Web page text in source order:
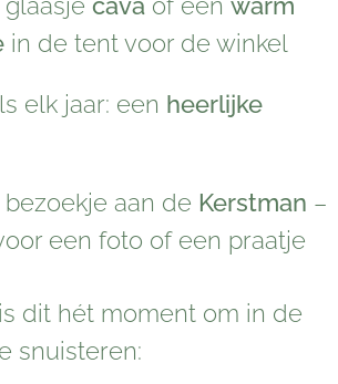
glaasje cava of een warm
in de tent voor de winkel
elk jaar: een heerlijke
bezoekje aan de Kerstman –
een foto of een praatje
dit hét moment om in de
snuisteren: